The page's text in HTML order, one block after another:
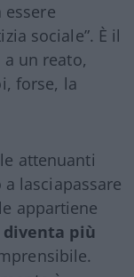
essere
sociale”. È il
un reato,
forse, la
attenuanti
lasciapassare
appartiene
più